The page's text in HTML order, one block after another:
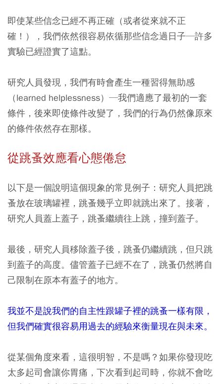
即使某些信念已經不再正確（或者從來就不正
確！），我們依然很容易依循那些信念過日子─許多
實驗已經證實了這點。
研究人員發現，我們有時會產生一種習得無助感
（learned helplessness）─我們適應了最初的一套
條件，後來即使條件改變了，我們的行為仍然像原來
的條件依然存在那樣。
從跳蚤效應看心態倦怠
以下是一個說明這個現象的常見例子：研究人員把跳
蚤放在玻璃罐裡，跳蚤幾乎立即就跳出來了。接著，
研究人員蓋上蓋子，跳蚤繼續往上跳，撞到蓋子。
最後，研究人員移除蓋子後，跳蚤仍繼續跳，但只跳
到蓋子的高度。儘管蓋子已經不在了，跳蚤仍然將自
己限制在原本有蓋子的地方。
我並不是說我們的自主性跟罐子裡的跳蚤一樣有限，
但我們確實很容易用過去的經驗來衡量現在與未來。
從某個角度來看，這很明智，不是嗎？如果你發現吃
太多起司會讓你胃痛，下次看到起司時，你就不會吃